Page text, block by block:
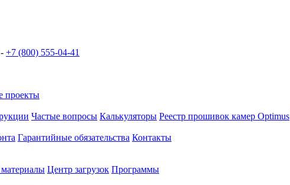
+7 (800) 555-04-41
проекты
Частые вопросы Калькуляторы Реестр прошивок камер Optimus
Гарантийные обязательства Контакты
Центр загрузок Программы